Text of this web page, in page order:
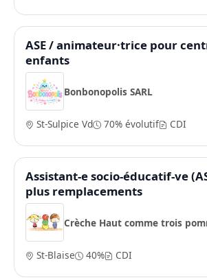
ASE / animateur·trice pour
enfants
Bonbonopolis SARL
St-Sulpice Vd 70% évolutif CDI
Assistant-e socio-éducatif-ve
plus remplacements
Crèche Haut comme trois
St-Blaise 40% CDI